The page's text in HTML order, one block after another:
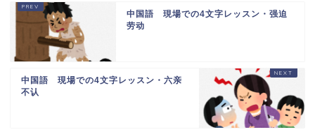
中国語 現場での4文字レッスン・强迫
劳动
中国語 現場での4文字レッスン・六亲
不认